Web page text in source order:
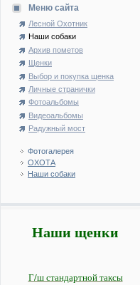
Меню сайта
Лесной Охотник
Наши собаки
Архив пометов
Щенки
Выбор и покупка щенка
Личные странички
Фотоальбомы
Видеоальбомы
Радужный мост
Фотогалерея
ОХОТА
Наши собаки
Наши щенки
Г/ш стандартной таксы